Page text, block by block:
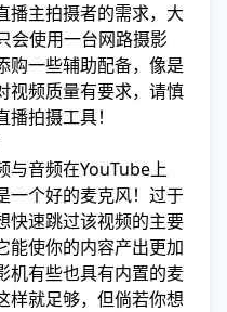
播主拍摄者的需求，大
会使用一台网路摄影
购一些辅助配备，像是
视频质量有要求，请慎
拍摄工具！
与音频在YouTube上
一个好的麦克风！过于
快速跳过该视频的主要
能使你的内容产出更加
机有些也具有内置的麦
样就足够，但倘若你想